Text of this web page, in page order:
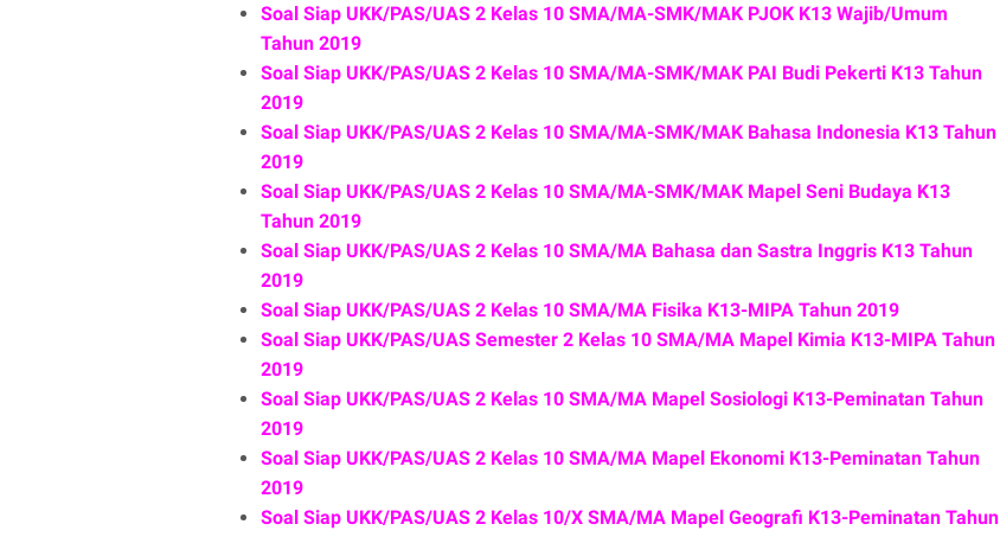
Soal Siap UKK/PAS/UAS 2 Kelas 10 SMA/MA-SMK/MAK PJOK K13 Wajib/Umum
Tahun 2019
Soal Siap UKK/PAS/UAS 2 Kelas 10 SMA/MA-SMK/MAK PAI Budi Pekerti K13 Tahun
2019
Soal Siap UKK/PAS/UAS 2 Kelas 10 SMA/MA-SMK/MAK Bahasa Indonesia K13 Tahun
2019
Soal Siap UKK/PAS/UAS 2 Kelas 10 SMA/MA-SMK/MAK Mapel Seni Budaya K13
Tahun 2019
Soal Siap UKK/PAS/UAS 2 Kelas 10 SMA/MA Bahasa dan Sastra Inggris K13 Tahun
2019
Soal Siap UKK/PAS/UAS 2 Kelas 10 SMA/MA Fisika K13-MIPA Tahun 2019
Soal Siap UKK/PAS/UAS Semester 2 Kelas 10 SMA/MA Mapel Kimia K13-MIPA Tahun
2019
Soal Siap UKK/PAS/UAS 2 Kelas 10 SMA/MA Mapel Sosiologi K13-Peminatan Tahun
2019
Soal Siap UKK/PAS/UAS 2 Kelas 10 SMA/MA Mapel Ekonomi K13-Peminatan Tahun
2019
Soal Siap UKK/PAS/UAS 2 Kelas 10/X SMA/MA Mapel Geografi K13-Peminatan Tahun